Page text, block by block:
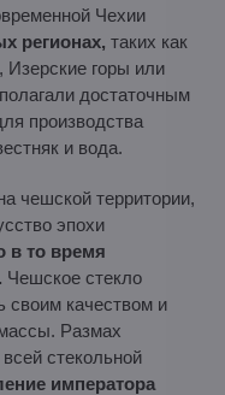
Чехии
регионах, таких как
горы или
достаточным
производства
и вода.
чешской территории,
эпохи
в то время
Чешское стекло
своим качеством и
Размах
стекольной
императора